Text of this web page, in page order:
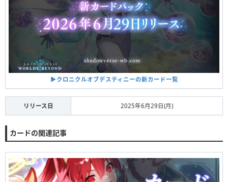
▶︎クロニクルオブデスティニーの新カード一覧
リリース日 2025年6月29日(月)
カードの関連記事